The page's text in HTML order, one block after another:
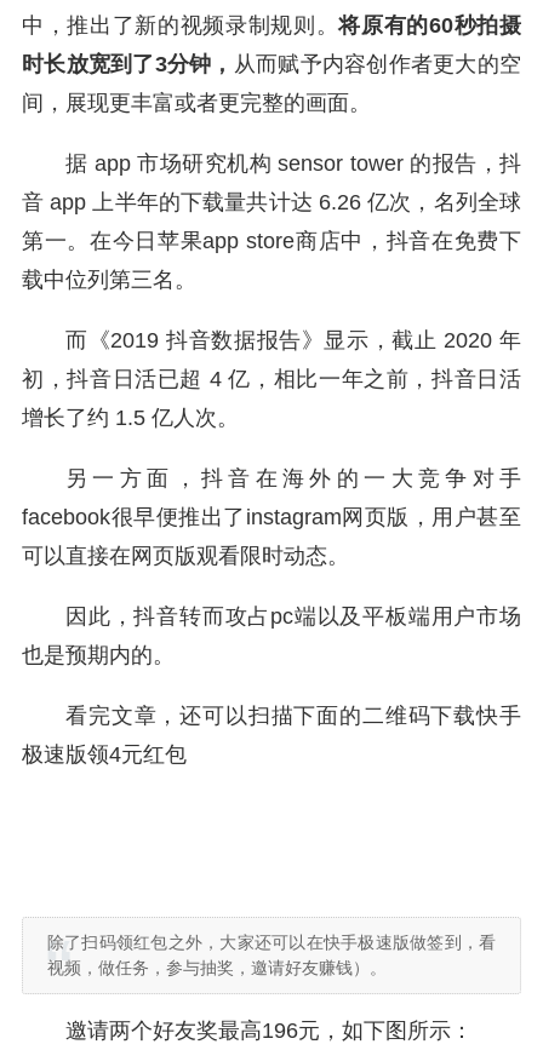
中，推出了新的视频录制规则。将原有的60秒拍摄
时长放宽到了3分钟， 从而赋予内容创作者更大的空
间，展现更丰富或者更完整的画面。
据 app 市场研究机构 sensor tower 的报告，抖
音 app 上半年的下载量共计达 6.26 亿次，名列全球
第一。在今日苹果app store商店中，抖音在免费下
载中位列第三名。
而《2019 抖音数据报告》显示，截止 2020 年
初，抖音日活已超 4 亿，相比一年之前，抖音日活
增长了约 1.5 亿人次。
另一方面，抖音在海外的一大竞争对手
facebook很早便推出了instagram网页版，用户甚至
可以直接在网页版观看限时动态。
因此，抖音转而攻占pc端以及平板端用户市场
也是预期内的。
看完文章，还可以扫描下面的二维码下载快手
极速版领4元红包
除了扫码领红包之外，大家还可以在快手极速版做签到，看
视频，做任务，参与抽奖，邀请好友赚钱）。
邀请两个好友奖最高196元，如下图所示：